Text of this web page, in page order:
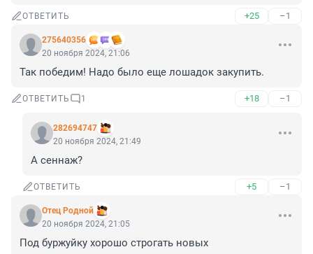
ОТВЕТИТЬ +25 –1
275640356
20 ноября 2024, 21:06
Так победим! Надо было еще лошадок закупить.
ОТВЕТИТЬ 1 +18 –1
282694747
20 ноября 2024, 21:49
А сеннаж?
ОТВЕТИТЬ +5 –1
Отец Родной
20 ноября 2024, 21:05
Под буржуйку хорошо строгать новых